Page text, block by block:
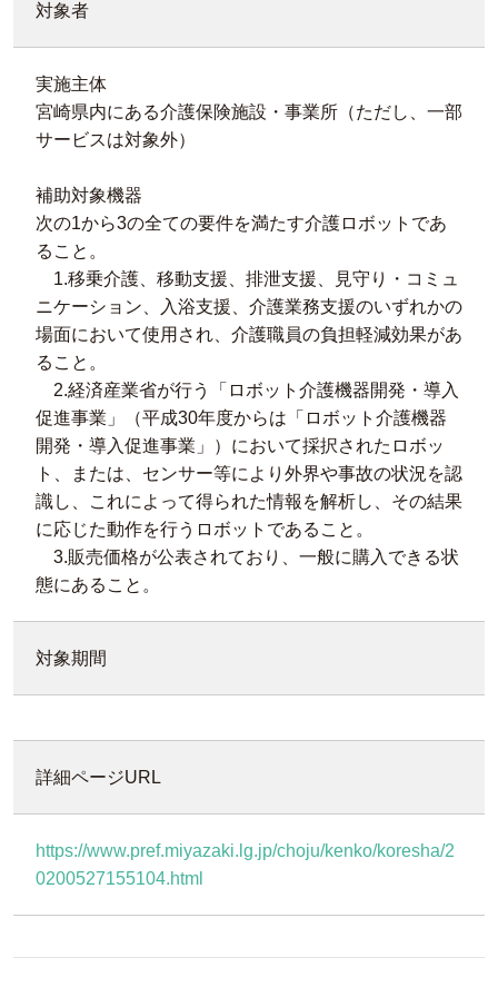
対象者
実施主体
宮崎県内にある介護保険施設・事業所（ただし、一部
サービスは対象外）
補助対象機器
次の1から3の全ての要件を満たす介護ロボットであ
ること。
1.移乗介護、移動支援、排泄支援、見守り・コミュ
ニケーション、入浴支援、介護業務支援のいずれかの
場面において使用され、介護職員の負担軽減効果があ
ること。
2.経済産業省が行う「ロボット介護機器開発・導入
促進事業」（平成30年度からは「ロボット介護機器
開発・導入促進事業」）において採択されたロボッ
ト、または、センサー等により外界や事故の状況を認
識し、これによって得られた情報を解析し、その結果
に応じた動作を行うロボットであること。
3.販売価格が公表されており、一般に購入できる状
態にあること。
対象期間
詳細ページURL
https://www.pref.miyazaki.lg.jp/choju/kenko/koresha/2
0200527155104.html